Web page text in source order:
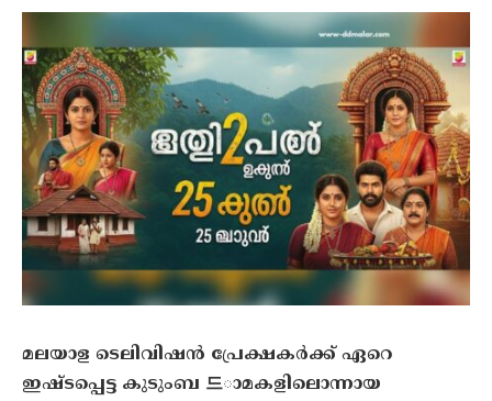
മലയാള ടെലിവിഷൻ പ്രേക്ഷകർക്ക് ഏറെ
ഇഷ്ടപ്പെട്ട കുടുംബ 드ാമകളിലൊന്നായ